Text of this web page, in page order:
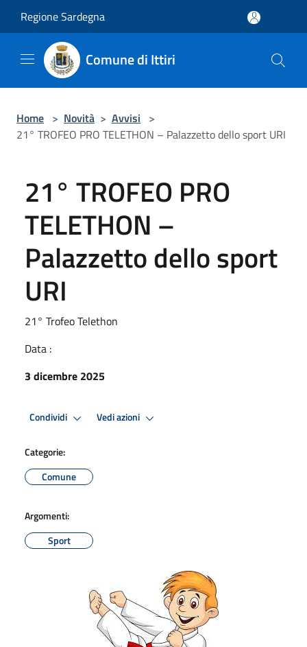
Regione Sardegna
Comune di Ittiri
Home > Novità > Avvisi >
21° TROFEO PRO TELETHON – Palazzetto dello sport URI
21° TROFEO PRO
TELETHON –
Palazzetto dello sport
URI
21° Trofeo Telethon
Data :
3 dicembre 2025
Condividi Vedi azioni
Categorie:
Comune
Argomenti:
Sport